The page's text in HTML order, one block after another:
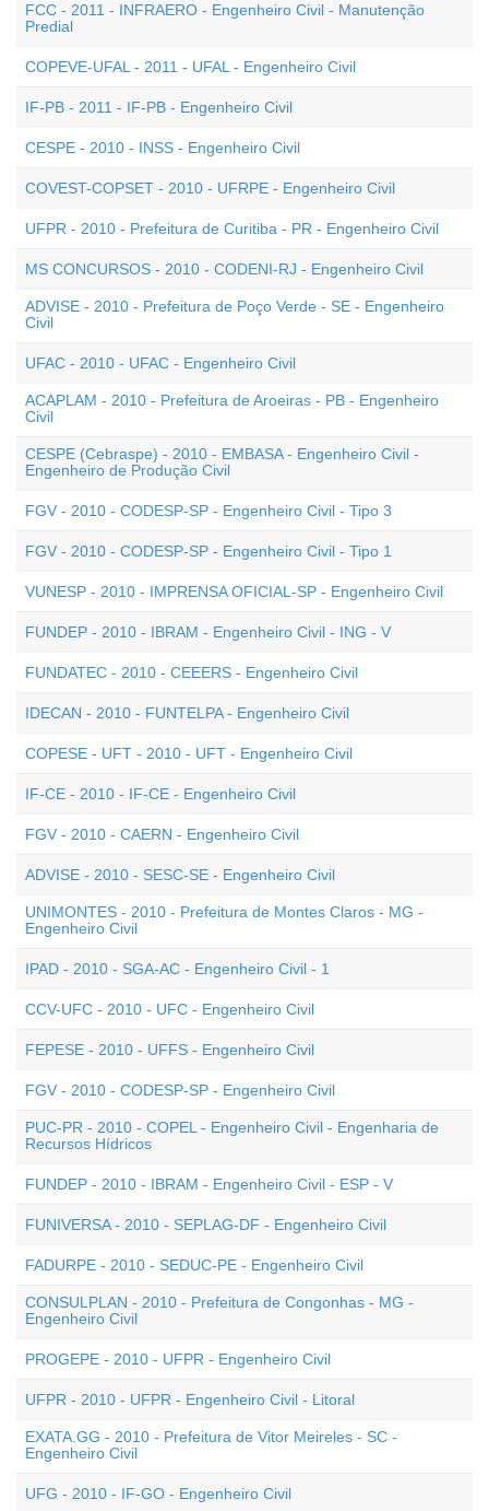
FCC - 2011 - INFRAERO - Engenheiro Civil - Manutenção
Predial
COPEVE-UFAL - 2011 - UFAL - Engenheiro Civil
IF-PB - 2011 - IF-PB - Engenheiro Civil
CESPE - 2010 - INSS - Engenheiro Civil
COVEST-COPSET - 2010 - UFRPE - Engenheiro Civil
UFPR - 2010 - Prefeitura de Curitiba - PR - Engenheiro Civil
MS CONCURSOS - 2010 - CODENI-RJ - Engenheiro Civil
ADVISE - 2010 - Prefeitura de Poço Verde - SE - Engenheiro
Civil
UFAC - 2010 - UFAC - Engenheiro Civil
ACAPLAM - 2010 - Prefeitura de Aroeiras - PB - Engenheiro
Civil
CESPE (Cebraspe) - 2010 - EMBASA - Engenheiro Civil -
Engenheiro de Produção Civil
FGV - 2010 - CODESP-SP - Engenheiro Civil - Tipo 3
FGV - 2010 - CODESP-SP - Engenheiro Civil - Tipo 1
VUNESP - 2010 - IMPRENSA OFICIAL-SP - Engenheiro Civil
FUNDEP - 2010 - IBRAM - Engenheiro Civil - ING - V
FUNDATEC - 2010 - CEEERS - Engenheiro Civil
IDECAN - 2010 - FUNTELPA - Engenheiro Civil
COPESE - UFT - 2010 - UFT - Engenheiro Civil
IF-CE - 2010 - IF-CE - Engenheiro Civil
FGV - 2010 - CAERN - Engenheiro Civil
ADVISE - 2010 - SESC-SE - Engenheiro Civil
UNIMONTES - 2010 - Prefeitura de Montes Claros - MG -
Engenheiro Civil
IPAD - 2010 - SGA-AC - Engenheiro Civil - 1
CCV-UFC - 2010 - UFC - Engenheiro Civil
FEPESE - 2010 - UFFS - Engenheiro Civil
FGV - 2010 - CODESP-SP - Engenheiro Civil
PUC-PR - 2010 - COPEL - Engenheiro Civil - Engenharia de
Recursos Hídricos
FUNDEP - 2010 - IBRAM - Engenheiro Civil - ESP - V
FUNIVERSA - 2010 - SEPLAG-DF - Engenheiro Civil
FADURPE - 2010 - SEDUC-PE - Engenheiro Civil
CONSULPLAN - 2010 - Prefeitura de Congonhas - MG -
Engenheiro Civil
PROGEPE - 2010 - UFPR - Engenheiro Civil
UFPR - 2010 - UFPR - Engenheiro Civil - Litoral
EXATA.GG - 2010 - Prefeitura de Vitor Meireles - SC -
Engenheiro Civil
UFG - 2010 - IF-GO - Engenheiro Civil